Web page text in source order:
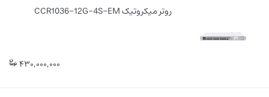
روتر میکروتیک CCR1036-12G-4S-EM
430,000,000